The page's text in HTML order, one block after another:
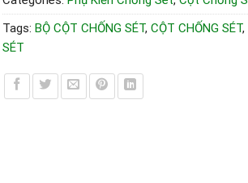
Tags: BỘ CỘT CHỐNG SÉT, CỘT CHỐNG SÉT,
SÉT